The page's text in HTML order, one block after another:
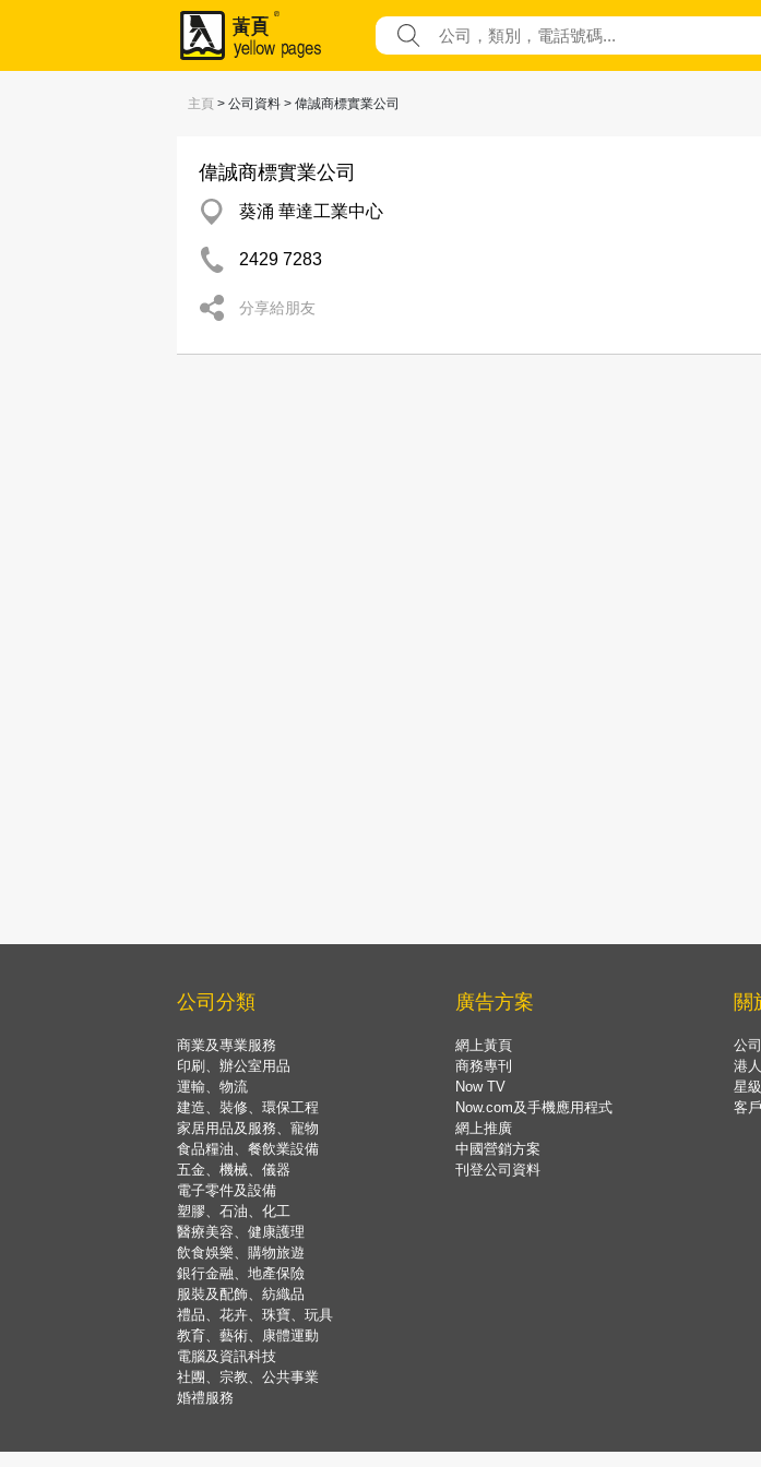
主頁 > 公司資料 > 偉誠商標實業公司
偉誠商標實業公司
葵涌 華達工業中心
2429 7283
分享給朋友
公司分類
商業及專業服務
印刷、辦公室用品
運輸、物流
建造、裝修、環保工程
家居用品及服務、寵物
食品糧油、餐飲業設備
五金、機械、儀器
電子零件及設備
塑膠、石油、化工
醫療美容、健康護理
飲食娛樂、購物旅遊
銀行金融、地產保險
服裝及配飾、紡織品
禮品、花卉、珠寶、玩具
教育、藝術、康體運動
電腦及資訊科技
社團、宗教、公共事業
婚禮服務
廣告方案
網上黃頁
商務專刊
Now TV
Now.com及手機應用程式
網上推廣
中國營銷方案
刊登公司資料
關
公
港
星
客